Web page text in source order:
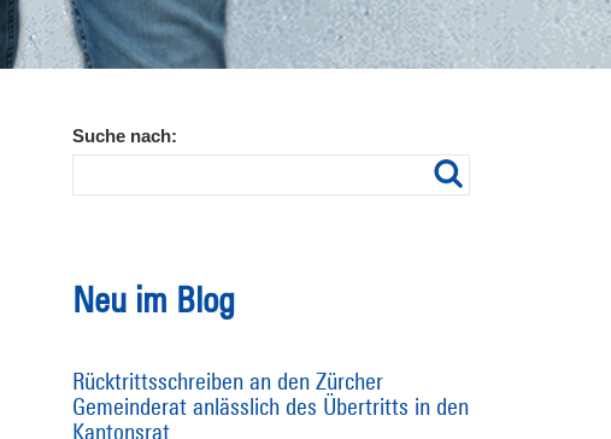
Suche nach:
Neu im Blog
Rücktrittsschreiben an den Zürcher
Gemeinderat anlässlich des Übertritts in den
Kantonsrat